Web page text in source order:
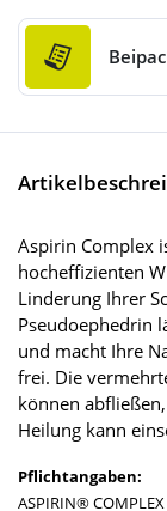
Aspirin Complex
hocheffizienten
Linderung Ihrer
Pseudoephedrin
und macht Ihre
frei. Die
können
Heilung kann
Pflichtangaben:
ASPIRIN®